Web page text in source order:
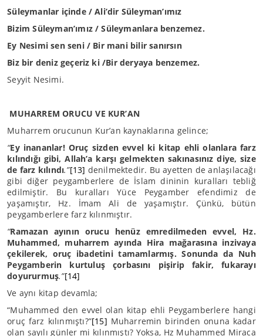
Süleymanlar içinde / Ali’dir Süleyman’ımız
Bizim Süleyman’ımız / Süleymanlara benzemez.
Ey Nesimi sen seni / Bir mani bilir sanırsın
Biz bir deniz geçeriz ki /Bir deryaya benzemez.
Seyyit Nesimi.
MUHARREM ORUCU VE KUR’AN
Muharrem orucunun Kur’an kaynaklarına gelince;
“Ey inananlar! Oruç sizden evvel ki kitap ehli olanlara farz
kılındığı gibi, Allah’a karşı gelmekten sakınasınız diye, size
de farz kılındı.”[13] denilmektedir. Bu ayetten de anlaşılacağı
gibi diğer peygamberlere de İslam dininin kuralları tebliğ
edilmiştir. Bu kuralları Yüce Peygamber efendimiz de
yaşamıştır, Hz. İmam Ali de yaşamıştır. Çünkü, bütün
peygamberlere farz kılınmıştır.
“Ramazan ayının orucu henüz emredilmeden evvel, Hz.
Muhammed, muharrem ayında Hira mağarasına inzivaya
çekilerek, oruç ibadetini tamamlarmış. Sonunda da Nuh
Peygamberin kurtuluş çorbasını pişirip fakir, fukarayı
doyururmuş.”[14]
Ve aynı kitap devamla;
“Muhammed den evvel olan kitap ehli Peygamberlere hangi
oruç farz kılınmıştı?”[15] Muharremin birinden onuna kadar
olan sayılı günler mi kılınmıştı? Yoksa, Hz Muhammed Miraca